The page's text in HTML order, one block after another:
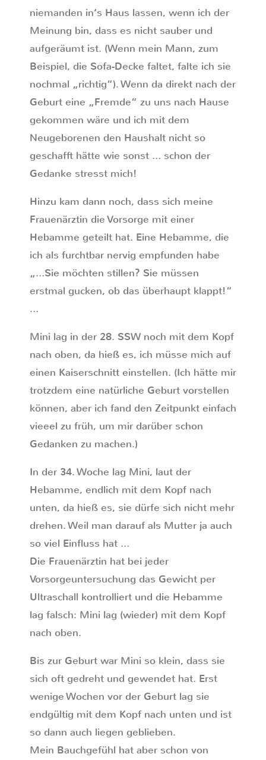
niemanden in‘s Haus lassen, wenn ich der
Meinung bin, dass es nicht sauber und
aufgeräumt ist. (Wenn mein Mann, zum
Beispiel, die Sofa-Decke faltet, falte ich sie
nochmal „richtig“). Wenn da direkt nach der
Geburt eine „Fremde“ zu uns nach Hause
gekommen wäre und ich mit dem
Neugeborenen den Haushalt nicht so
geschafft hätte wie sonst … schon der
Gedanke stresst mich!
Hinzu kam dann noch, dass sich meine
Frauenärztin die Vorsorge mit einer
Hebamme geteilt hat. Eine Hebamme, die
ich als furchtbar nervig empfunden habe
„…Sie möchten stillen? Sie müssen
erstmal gucken, ob das überhaupt klappt!“
…
Mini lag in der 28. SSW noch mit dem Kopf
nach oben, da hieß es, ich müsse mich auf
einen Kaiserschnitt einstellen. (Ich hätte mir
trotzdem eine natürliche Geburt vorstellen
können, aber ich fand den Zeitpunkt einfach
vieeel zu früh, um mir darüber schon
Gedanken zu machen.)
In der 34. Woche lag Mini, laut der
Hebamme, endlich mit dem Kopf nach
unten, da hieß es, sie dürfe sich nicht mehr
drehen. Weil man darauf als Mutter ja auch
so viel Einfluss hat …
Die Frauenärztin hat bei jeder
Vorsorgeuntersuchung das Gewicht per
Ultraschall kontrolliert und die Hebamme
lag falsch: Mini lag (wieder) mit dem Kopf
nach oben.
Bis zur Geburt war Mini so klein, dass sie
sich oft gedreht und gewendet hat. Erst
wenige Wochen vor der Geburt lag sie
endgültig mit dem Kopf nach unten und ist
so dann auch liegen geblieben.
Mein Bauchgefühl hat aber schon von